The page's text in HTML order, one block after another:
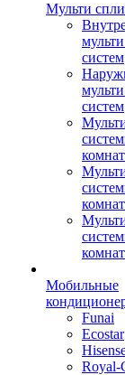
Мульти
систем
систем
Мобильные
Funai
Ecostar
Royal-